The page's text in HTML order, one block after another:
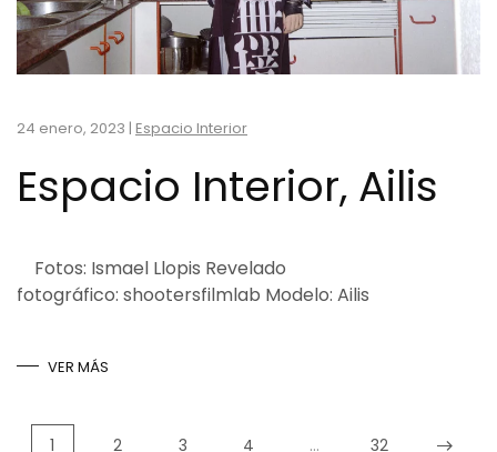
24 enero, 2023 | Espacio Interior
Espacio Interior, Ailis
Fotos: Ismael Llopis Revelado
fotográfico: shootersfilmlab Modelo: Ailis
VER MÁS
1 2 3 4 … 32